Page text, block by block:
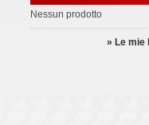
Nessun prodotto
» Le mie